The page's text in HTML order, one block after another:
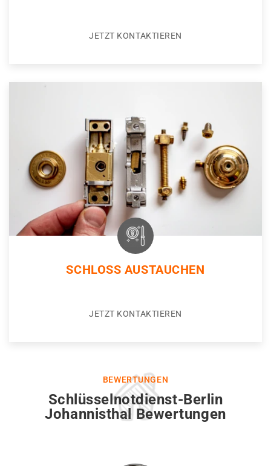
JETZT KONTAKTIEREN
SCHLOSS AUSTAUCHEN
JETZT KONTAKTIEREN
BEWERTUNGEN
Schlüsselnotdienst-Berlin
Johannisthal Bewertungen